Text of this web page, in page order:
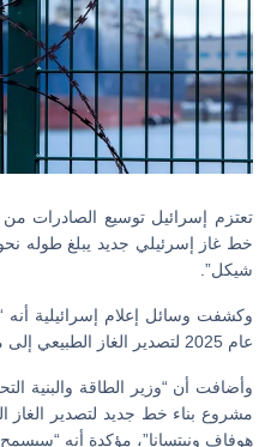
تعتزم إسرائيل توسيع الصادرات
شيكل”.
وكشفت وسائل إعلام إسرائيلية
عام 2025 لتصدير الغاز الطبيعي إلى مصر”.
وأضافت أن “وزير الطاقة والبنية
مشروع بناء خط جديد لتصدير الغاز
هوفاف ونيتسانا”، مؤكدة أنه